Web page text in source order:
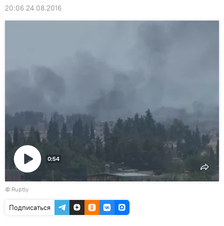
20:06 24.08.2016
Воспроизвести
видео
0:54
© Ruptly
Подписаться